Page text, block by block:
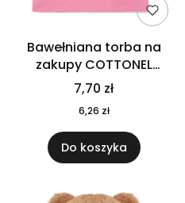
Bawełniana torba na
zakupy COTTONEL
COLOUR++ MO9846-11
7,70 zł
6,26 zł
Do koszyka